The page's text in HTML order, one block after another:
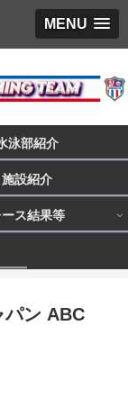
MENU
泳部紹介
施設紹介
ース結果等
パン ABC